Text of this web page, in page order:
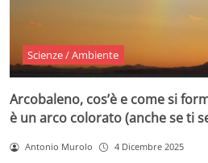
Scienze / Ambiente
Arcobaleno, cos’è e come si
è un arco colorato (anche se ti
Antonio Murolo 4 Dicembre 2025